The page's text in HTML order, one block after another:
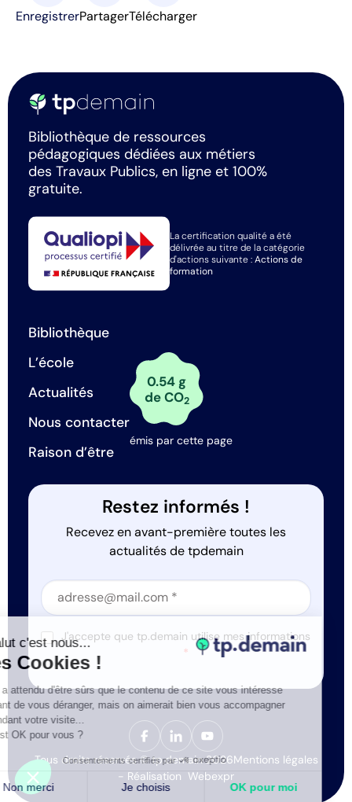
EnregistrerPartagerTélécharger
Bibliothèque de ressources
pédagogiques dédiées aux métiers
des Travaux Publics, en ligne et 100%
gratuite.
La certification qualité a été
délivrée au titre de la catégorie
d'actions suivante :Actions de
formation
Bibliothèque
L’école
Actualités
Nous contacter
Raison d’être
0.54 g
de CO2
émis par cette page
Restez informés !
Recevez en avant-première toutes les
actualités de tpdemain
Section
Section
J'accepte que tp.demain utilise mes informations
*
Tous droits réservés © tp.demain 2026Mentions légales
- Réalisation Webexpr
Salut c'est nous...
les Cookies !
On a attendu d'être sûrs que le contenu de ce site vous intéresse
avant de vous déranger, mais on aimerait bien vous accompagner
pendant votre visite...
C'est OK pour vous ?
Consentements certifiés par
Non merci Je choisis OK pour moi